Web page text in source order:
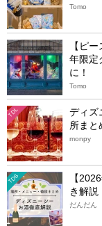
Tomo
【ピ
年限定
に！
Tomo
TDL
ディズ
所まと
monpy
TDS
【
き解説
だんだん